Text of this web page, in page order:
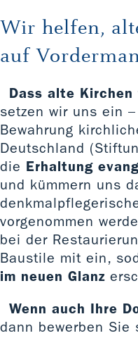
Wir helfen,
auf
Dass alte
setzen wir uns ein
Bewahrung
Deutschland
die Erhaltung
und kümmern uns
vorgenommen
bei der
Baustile mit ein,
im neuen Glanz
Wenn auch Ihre
dann bewerben Sie